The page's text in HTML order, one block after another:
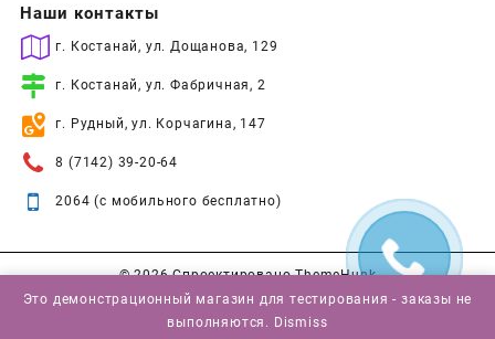
Наши контакты
г. Костанай, ул. Дощанова, 129
г. Костанай, ул. Фабричная, 2
г. Рудный, ул. Корчагина, 147
8 (7142) 39-20-64
2064 (с мобильного бесплатно)
© 2026Спроектировано ThemeHunk
Это демонстрационный магазин для тестирования - заказы не
выполняются. Dismiss